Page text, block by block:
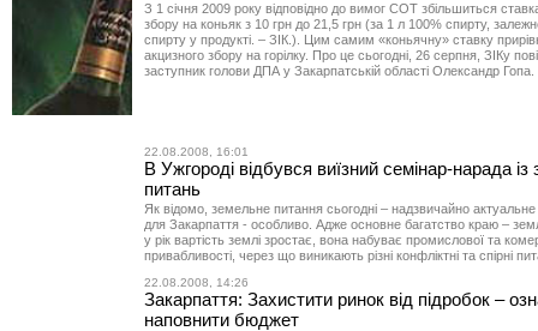
З 1 січня 2009 року відповідно до вимог СОТ збільшиться
збору на коньяк з 10 грн до 21,5 грн (за 1 л 100% спирту,
спирту у продукті. – ЗІК.). Цим самим «коньячну» ставку
акцизного збору на горілку. Про це сьогодні, 26 серпня, ЗІКу
заступник голови ДПА у Закарпатській області Олександр Гопа.
22.08.2008, 16:01
В Ужгороді відбувся виїзний семінар-нарада
питань
Як відомо, земельне питання сьогодні – надзвичайно
для Закарпаття - особливо. Адже основне багатство краю –
у рік вартість землі зростає, вона набуває промислової та
привабливості, через що виникають різні конфліктні та спірні
22.08.2008, 14:26
Закарпаття: Захистити ринок від підробок –
наповнити бюджет